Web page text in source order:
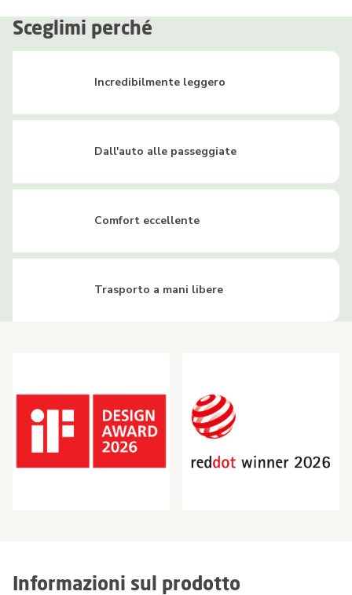
Informazioni sul prodotto
Sceglimi perché
Incredibilmente leggero
Dall'auto alle passeggiate
Comfort eccellente
Trasporto a mani libere